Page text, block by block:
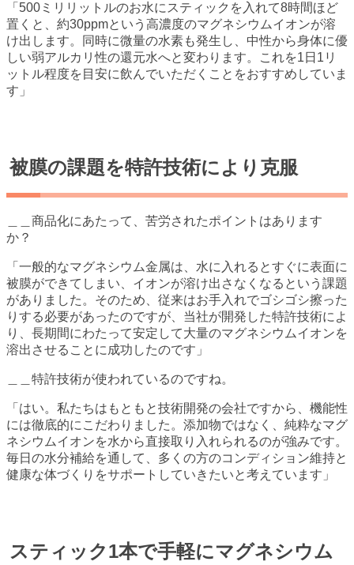
「500ミリリットルのお水にスティックを入れて8時間ほど
置くと、約30ppmという高濃度のマグネシウムイオンが溶
け出します。同時に微量の水素も発生し、中性から身体に優
しい弱アルカリ性の還元水へと変わります。これを1日1リ
ットル程度を目安に飲んでいただくことをおすすめしていま
す」
被膜の課題を特許技術により克服
＿＿商品化にあたって、苦労されたポイントはあります
か？
「一般的なマグネシウム金属は、水に入れるとすぐに表面に
被膜ができてしまい、イオンが溶け出さなくなるという課題
がありました。そのため、従来はお手入れでゴシゴシ擦った
りする必要があったのですが、当社が開発した特許技術によ
り、長期間にわたって安定して大量のマグネシウムイオンを
溶出させることに成功したのです」
＿＿特許技術が使われているのですね。
「はい。私たちはもともと技術開発の会社ですから、機能性
には徹底的にこだわりました。添加物ではなく、純粋なマグ
ネシウムイオンを水から直接取り入れられるのが強みです。
毎日の水分補給を通して、多くの方のコンディション維持と
健康な体づくりをサポートしていきたいと考えています」
スティック1本で手軽にマグネシウム